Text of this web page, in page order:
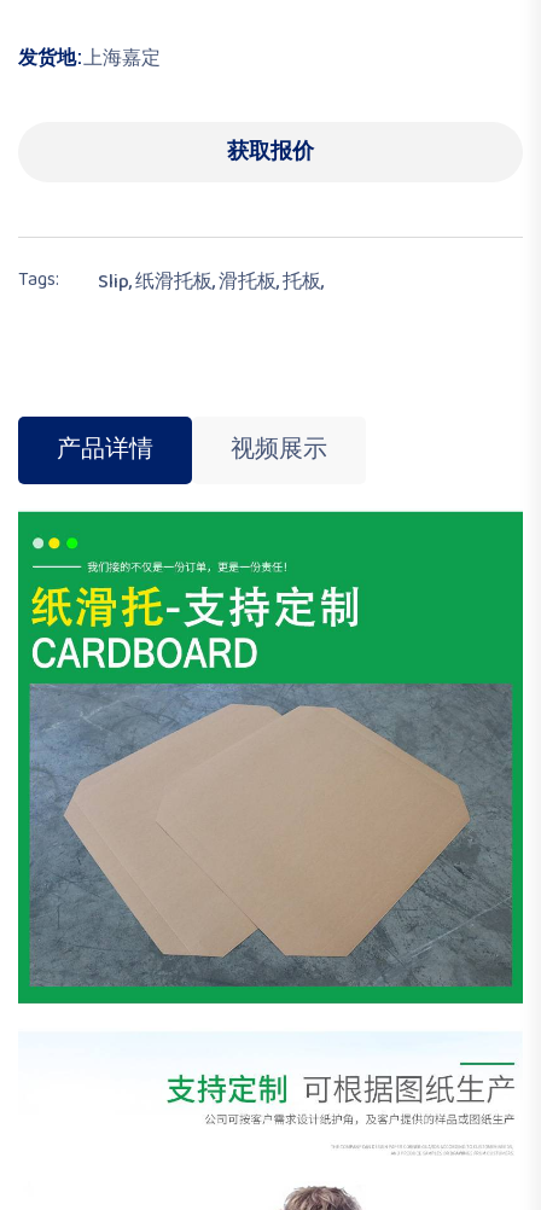
发货地: 上海嘉定
获取报价
Tags: Slip,纸滑托板,滑托板,托板,
产品详情 视频展示